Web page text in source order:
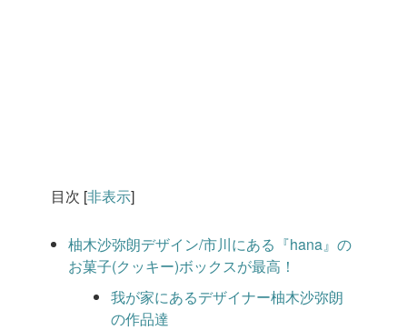
目次 [非表示]
柚木沙弥朗デザイン/市川にある『hana』の
お菓子(クッキー)ボックスが最高！
我が家にあるデザイナー柚木沙弥朗
の作品達